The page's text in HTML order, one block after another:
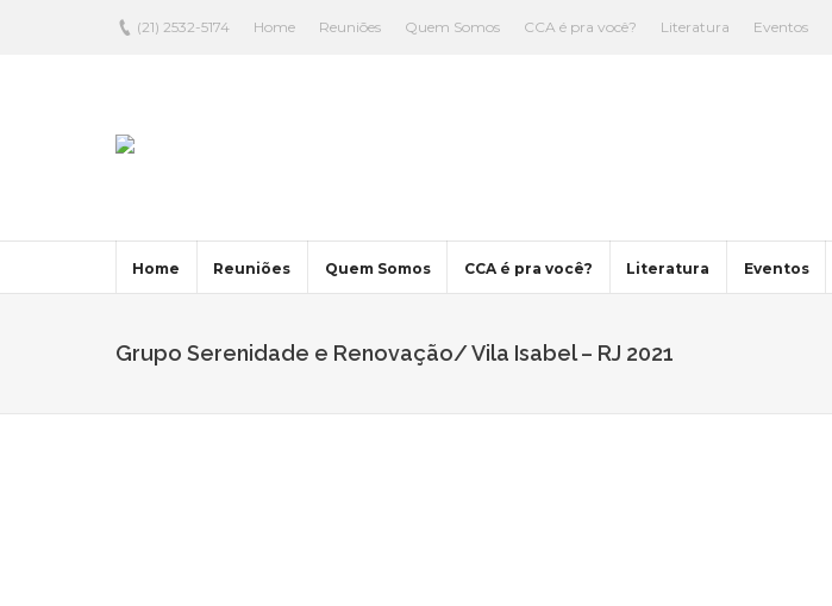
(21) 2532-5174 Home Reuniões Quem Somos CCA é pra você? Literatura Eventos
Home Reuniões Quem Somos CCA é pra você? Literatura Eventos
Grupo Serenidade e Renovação/ Vila Isabel – RJ 2021